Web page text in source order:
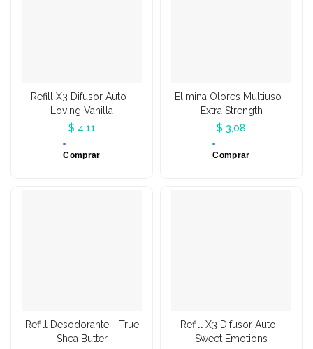
Refill X3 Difusor Auto -
Loving Vanilla
$ 4,11
Comprar
Elimina Olores Multiuso -
Extra Strength
$ 3,08
Comprar
Refill Desodorante - True
Shea Butter
Refill X3 Difusor Auto -
Sweet Emotions